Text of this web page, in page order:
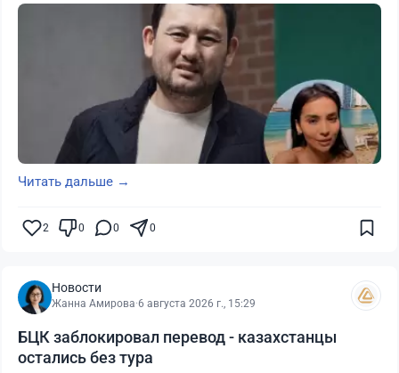
Читать дальше →
2 0 0 0
Новости
Жанна Амирова·6 августа 2026 г., 15:29
БЦК заблокировал перевод - казахстанцы
остались без тура